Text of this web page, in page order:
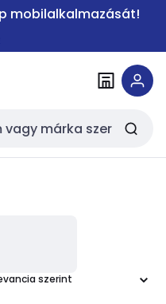
mobilalkalmazását!